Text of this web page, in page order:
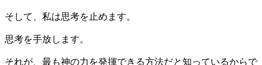
そして、私は思考を止めます。
思考を手放します。
それが、最も神の力を発揮できる方法だと知っているからで